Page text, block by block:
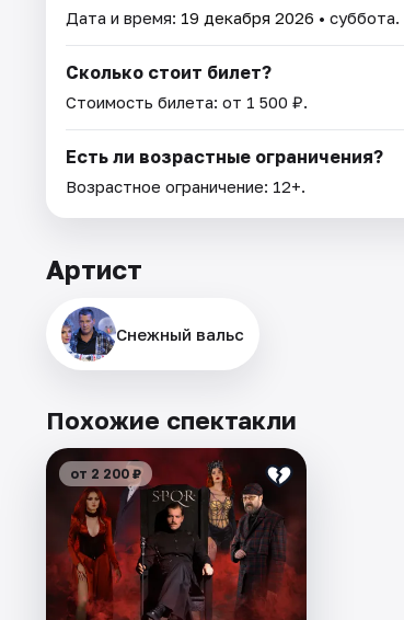
Дата и время: 19 декабря 2026 • суббота.
Сколько стоит билет?
Стоимость билета: от 1 500 ₽.
Есть ли возрастные ограничения?
Возрастное ограничение: 12+.
Артист
Снежный вальс
Похожие спектакли
от 2 200 ₽